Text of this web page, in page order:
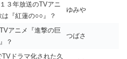
３年放送のTVアニ
『紅蓮の○○』？
ゆみや
アニメ『進撃の巨
？
つばさ
ドラマ化された久